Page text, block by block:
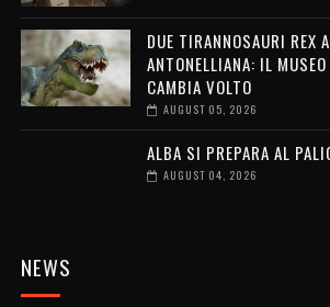
DUE TIRANNOSAURI REX
ANTONELLIANA: IL
CAMBIA VOLTO
AUGUST 05, 2026
ALBA SI PREPARA AL
AUGUST 04, 2026
NEWS